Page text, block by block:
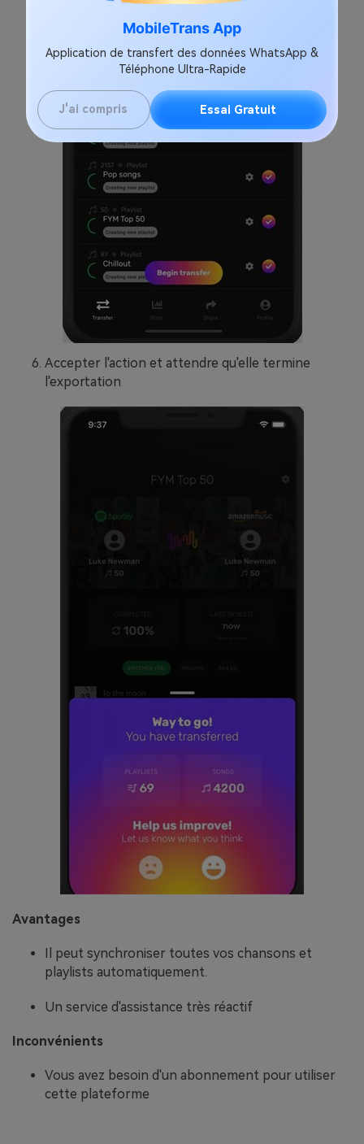
MobileTrans App
Application de transfert des données WhatsApp &
Téléphone Ultra-Rapide
J'ai compris Essai Gratuit
Accepter l'action et attendre qu'elle termine
l'exportation
Avantages
Il peut synchroniser toutes vos chansons et
playlists automatiquement.
Un service d'assistance très réactif
Inconvénients
Vous avez besoin d'un abonnement pour utiliser
cette plateforme